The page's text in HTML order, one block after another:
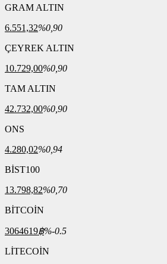
GRAM ALTIN
6.551,32%0,90
ÇEYREK ALTIN
10.729,00%0,90
TAM ALTIN
42.732,00%0,90
ONS
4.280,02%0,94
BİST100
13.798,82%0,70
BİTCOİN
3064619฿%-0.5
LİTECOİN